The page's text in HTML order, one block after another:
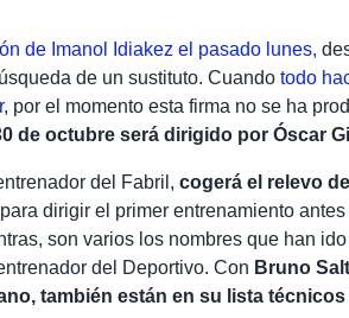
de Imanol Idiakez el pasado lunes,
de un sustituto. Cuandotodo
, por el momento esta firma no se ha
de octubre será dirigido por Óscar
del Fabril,cogerá el relevo
para dirigir el primer entrenamiento
son varios los nombres que han
del Deportivo. Con Bruno
también están en su lista